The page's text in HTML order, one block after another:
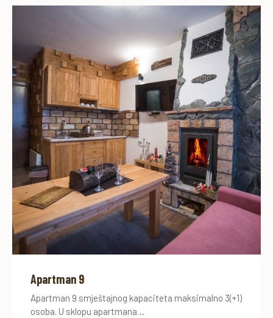
Apartman 9
Apartman 9 smještajnog kapaciteta maksimalno 3(+1)
osoba. U sklopu apartmana…